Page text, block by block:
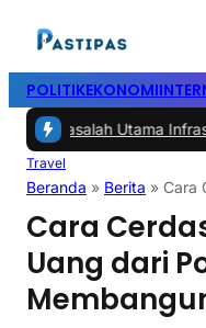
POLITIKEKONOMI
Utama Infrastruktur
Travel
Beranda » Berita » Cara
Cara
Uang dari